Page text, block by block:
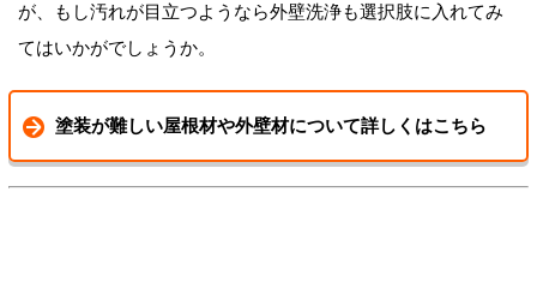
が、もし汚れが目立つようなら外壁洗浄も選択肢に入れてみ
てはいかがでしょうか。
塗装が難しい屋根材や外壁材について詳しくはこちら